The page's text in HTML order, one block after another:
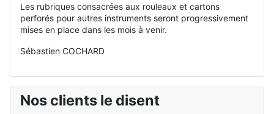
Les rubriques consacrées aux rouleaux et cartons
perforés pour autres instruments seront progressivement
mises en place dans les mois à venir.
Sébastien COCHARD
Nos clients le disent